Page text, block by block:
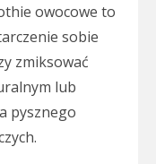
owocowe to
sobie
zmiksować
lub
pysznego